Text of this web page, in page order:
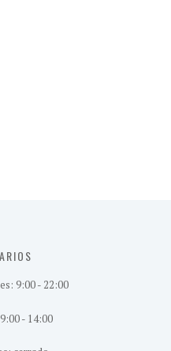
9:00 - 22:00
- 14:00